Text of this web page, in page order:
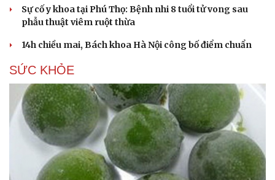
Hạt giống tâm hồn
Sự cố y khoa tại Phú Thọ: Bệnh nhi 8 tuổi tử vong sau
phẫu thuật viêm ruột thừa
14h chiều mai, Bách khoa Hà Nội công bố điểm chuẩn
SỨC KHỎE